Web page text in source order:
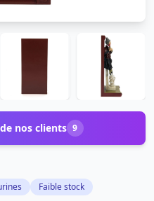
nos clients 9
Faible stock